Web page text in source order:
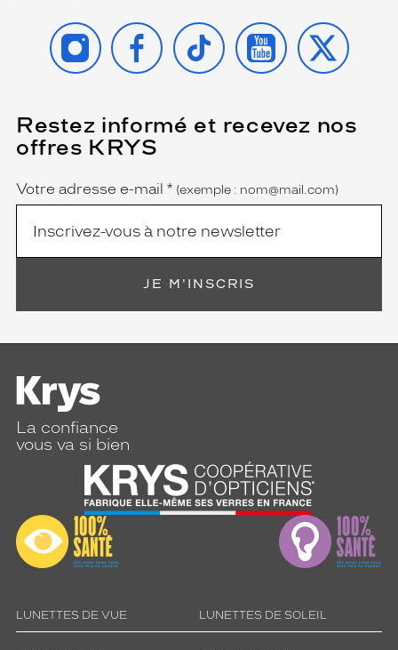
INSTAGRAMFACEBOOK
TIKTOK YOUTUBE
X
Restez informé et recevez nos
offres KRYS
Name
Votre adresse e-mail *
(Ce
champ
est
(exemple : nom@mail.com)
JE M'INSCRIS
La confiance
vous va si bien
LUNETTES DE VUE LUNETTES DE SOLEIL